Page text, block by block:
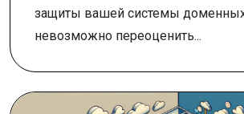
защиты вашей системы
невозможно переоценить...